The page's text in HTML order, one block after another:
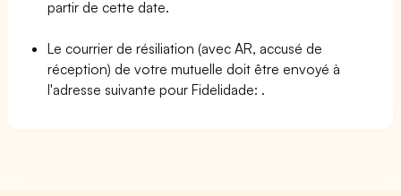
partir de cette date.
Le courrier de résiliation (avec AR, accusé de
réception) de votre mutuelle doit être envoyé à
l'adresse suivante pour Fidelidade: .